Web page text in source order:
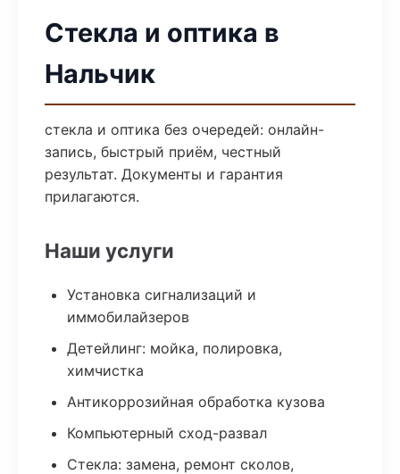
Стекла и оптика в
Нальчик
стекла и оптика без очередей: онлайн-
запись, быстрый приём, честный
результат. Документы и гарантия
прилагаются.
Наши услуги
Установка сигнализаций и
иммобилайзеров
Детейлинг: мойка, полировка,
химчистка
Антикоррозийная обработка кузова
Компьютерный сход-развал
Стекла: замена, ремонт сколов,